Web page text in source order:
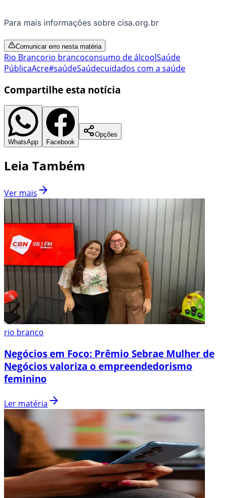
Para mais informações sobre cisa.org.br
Comunicar erro nesta matéria
Rio Brancorio brancoconsumo de álcoolSaúde
PúblicaAcre#saúdeSaúdecuidados com a saúde
Compartilhe esta notícia
WhatsApp Facebook
Opções
Leia Também
Ver mais
rio branco
Negócios em Foco: Prêmio Sebrae Mulher de
Negócios valoriza o empreendedorismo
feminino
Ler matéria